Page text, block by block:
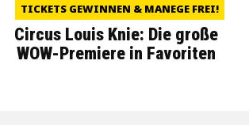
TICKETS GEWINNEN & MANEGE FREI!
Circus Louis Knie: Die große
WOW-Premiere in Favoriten